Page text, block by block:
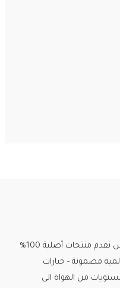
متجرك الرياضي الافضل - في ود الريس نقدم منتجات أصلية 100%
مضمونة - خيارات
من الهواة الى